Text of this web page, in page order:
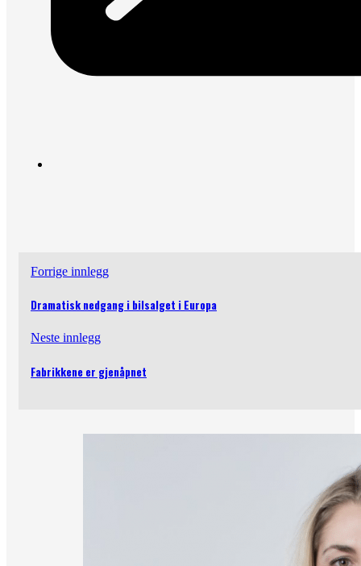
Forrige innlegg
Dramatisk nedgang i bilsalget i Europa
Neste innlegg
Fabrikkene er gjenåpnet